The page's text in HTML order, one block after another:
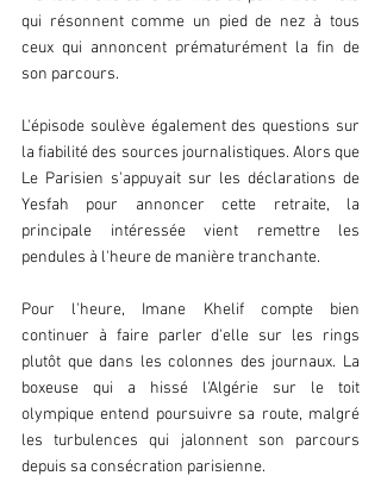
qui résonnent comme un pied de nez à tous
ceux qui annoncent prématurément la fin de
son parcours.
L'épisode soulève également des questions sur
la fiabilité des sources journalistiques. Alors que
Le Parisien s'appuyait sur les déclarations de
Yesfah pour annoncer cette retraite, la
principale intéressée vient remettre les
pendules à l'heure de manière tranchante.
Pour l'heure, Imane Khelif compte bien
continuer à faire parler d'elle sur les rings
plutôt que dans les colonnes des journaux. La
boxeuse qui a hissé l'Algérie sur le toit
olympique entend poursuivre sa route, malgré
les turbulences qui jalonnent son parcours
depuis sa consécration parisienne.